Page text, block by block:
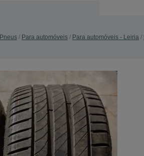
Pneus Para automóveis Para automóveis - Leiria